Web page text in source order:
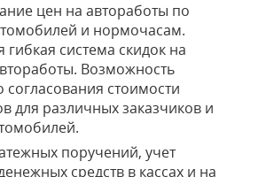
цен на автоработы по
и нормочасам.
гибкая система скидок на
Возможность
согласования стоимости
для различных заказчиков и
поручений, учет
средств в кассах и на